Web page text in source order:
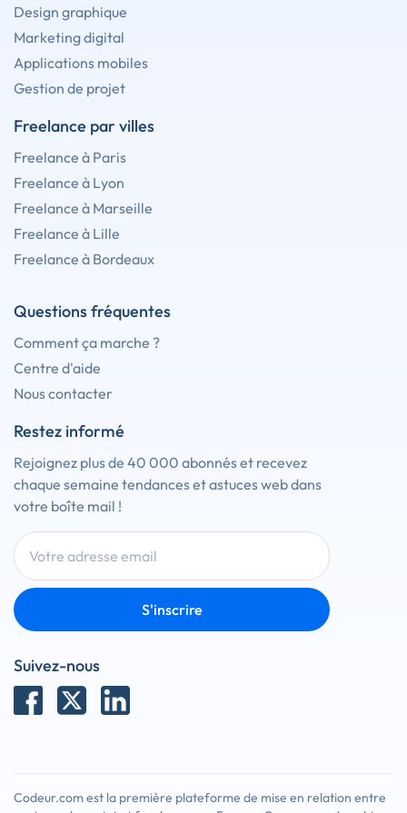
Design graphique
Marketing digital
Applications mobiles
Gestion de projet
Freelance par villes
Freelance à Paris
Freelance à Lyon
Freelance à Marseille
Freelance à Lille
Freelance à Bordeaux
Questions fréquentes
Comment ça marche ?
Centre d'aide
Nous contacter
Restez informé
Rejoignez plus de 40 000 abonnés et recevez
chaque semaine tendances et astuces web dans
votre boîte mail !
S'inscrire
Suivez-nous
Codeur.com est la première plateforme de mise en relation entre